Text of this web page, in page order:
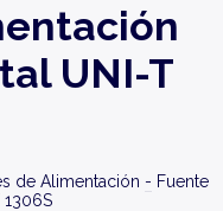
UNI-T
de Alimentación - Fuente